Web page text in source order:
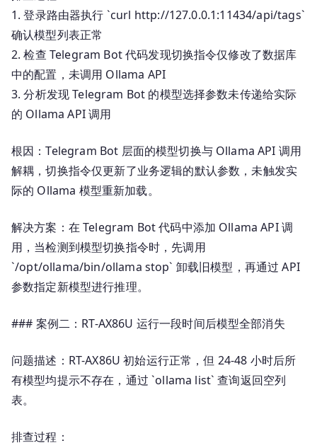
1. 登录路由器执行 `curl http://127.0.0.1:11434/api/tags`
确认模型列表正常
2. 检查 Telegram Bot 代码发现切换指令仅修改了数据库
中的配置，未调用 Ollama API
3. 分析发现 Telegram Bot 的模型选择参数未传递给实际
的 Ollama API 调用
根因：Telegram Bot 层面的模型切换与 Ollama API 调用
解耦，切换指令仅更新了业务逻辑的默认参数，未触发实
际的 Ollama 模型重新加载。
解决方案：在 Telegram Bot 代码中添加 Ollama API 调
用，当检测到模型切换指令时，先调用
`/opt/ollama/bin/ollama stop` 卸载旧模型，再通过 API
参数指定新模型进行推理。
### 案例二：RT-AX86U 运行一段时间后模型全部消失
问题描述：RT-AX86U 初始运行正常，但 24-48 小时后所
有模型均提示不存在，通过 `ollama list` 查询返回空列
表。
排查过程：